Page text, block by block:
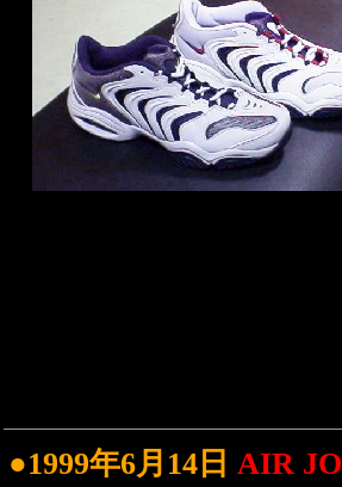
●1999年6月14日 AIR